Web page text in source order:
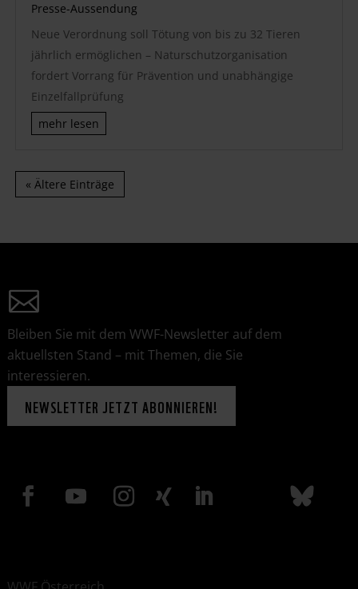
Presse-Aussendung
Neue Verordnung soll Tötung von bis zu 32 Tieren
jährlich ermöglichen – Naturschutzorganisation
fordert Vorrang für Prävention und unabhängige
Einzelfallprüfung
mehr lesen
« Ältere Einträge
Bleiben Sie mit dem WWF-Newsletter auf dem
aktuellsten Stand – mit Themen, die Sie
interessieren.
NEWSLETTER JETZT ABONNIEREN!